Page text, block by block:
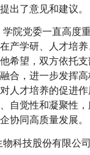
出了意见和建议。
院党委一直高度
产学研、人才培
希望，双方依托
合，进一步发挥
人才培养的促进
自觉性和凝聚性
协同高质量发展。
科技股份有限公